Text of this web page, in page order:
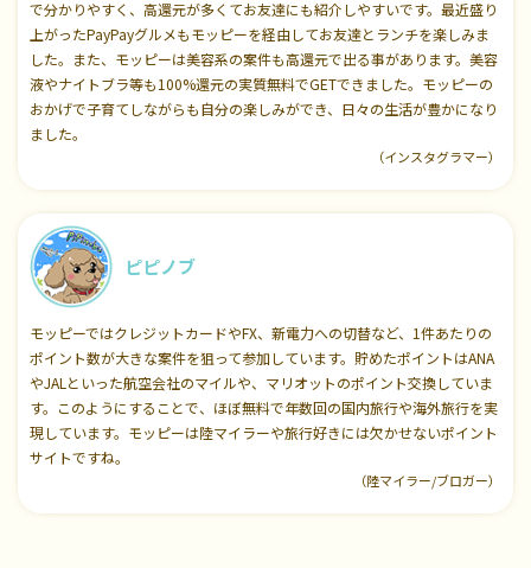
で分かりやすく、高還元が多くてお友達にも紹介しやすいです。最近盛り
上がったPayPayグルメもモッピーを経由してお友達とランチを楽しみま
した。また、モッピーは美容系の案件も高還元で出る事があります。美容
液やナイトブラ等も100%還元の実質無料でGETできました。モッピーの
おかげで子育てしながらも自分の楽しみができ、日々の生活が豊かになり
ました。
（インスタグラマー）
ピピノブ
モッピーではクレジットカードやFX、新電力への切替など、1件あたりの
ポイント数が大きな案件を狙って参加しています。貯めたポイントはANA
やJALといった航空会社のマイルや、マリオットのポイント交換していま
す。このようにすることで、ほぼ無料で年数回の国内旅行や海外旅行を実
現しています。モッピーは陸マイラーや旅行好きには欠かせないポイント
サイトですね。
（陸マイラー/ブロガー）